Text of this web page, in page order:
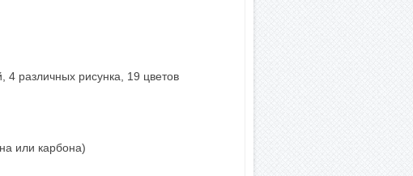
различных рисунка, 19 цветов
или карбона)